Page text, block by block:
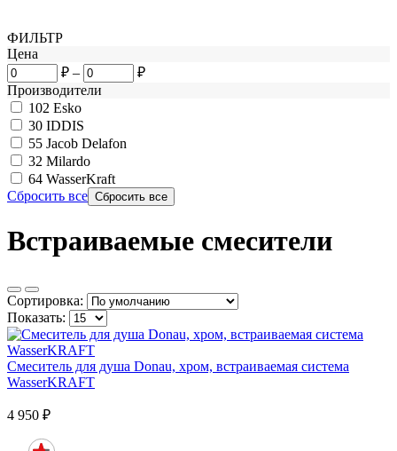
ФИЛЬТР
Цена
₽ –
₽
Производители
102 Esko
30 IDDIS
55 Jacob Delafon
32 Milardo
64 WasserKraft
Сбросить все
Встраиваемые смесители
Сортировка:
Показать:
Смеситель для душа Donau, хром, встраиваемая система
WasserKRAFT
4 950 ₽